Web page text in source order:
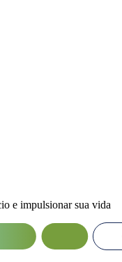
e impulsionar sua vida